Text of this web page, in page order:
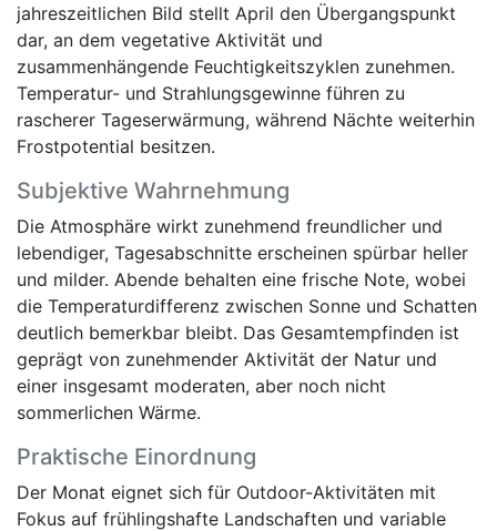
jahreszeitlichen Bild stellt April den Übergangspunkt
dar, an dem vegetative Aktivität und
zusammenhängende Feuchtigkeitszyklen zunehmen.
Temperatur- und Strahlungsgewinne führen zu
rascherer Tageserwärmung, während Nächte weiterhin
Frostpotential besitzen.
Subjektive Wahrnehmung
Die Atmosphäre wirkt zunehmend freundlicher und
lebendiger, Tagesabschnitte erscheinen spürbar heller
und milder. Abende behalten eine frische Note, wobei
die Temperaturdifferenz zwischen Sonne und Schatten
deutlich bemerkbar bleibt. Das Gesamtempfinden ist
geprägt von zunehmender Aktivität der Natur und
einer insgesamt moderaten, aber noch nicht
sommerlichen Wärme.
Praktische Einordnung
Der Monat eignet sich für Outdoor-Aktivitäten mit
Fokus auf frühlingshafte Landschaften und variable